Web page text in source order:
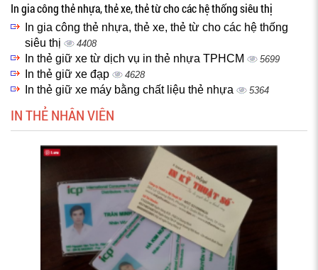
In gia công thẻ nhựa, thẻ xe, thẻ từ cho các hệ thống siêu thị
In gia công thẻ nhựa, thẻ xe, thẻ từ cho các hệ thống
siêu thị
4408
In thẻ giữ xe từ dịch vụ in thẻ nhựa TPHCM 5699
In thẻ giữ xe đạp 4628
In thẻ giữ xe máy bằng chất liệu thẻ nhựa 5364
IN THẺ NHÂN VIÊN